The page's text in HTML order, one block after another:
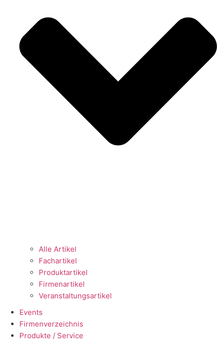
Alle Artikel
Fachartikel
Produktartikel
Firmenartikel
Veranstaltungsartikel
Events
Firmenverzeichnis
Produkte / Service